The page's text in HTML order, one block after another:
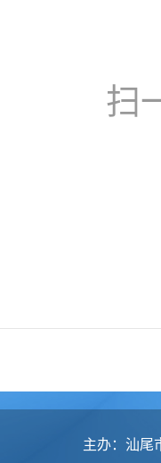
扫
主办：汕尾